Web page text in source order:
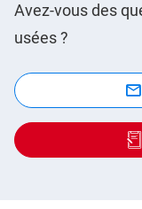
Avez-vous des
usées ?